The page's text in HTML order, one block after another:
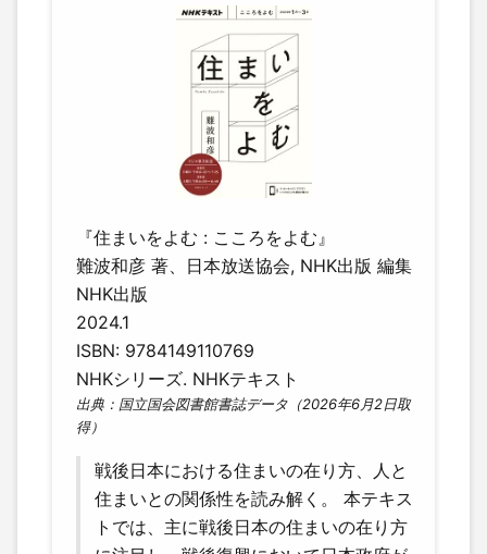
『住まいをよむ : こころをよむ』
難波和彦 著、日本放送協会, NHK出版 編集
NHK出版
2024.1
ISBN: 9784149110769
NHKシリーズ. NHKテキスト
出典：国立国会図書館書誌データ（2026年6月2日取
得）
戦後日本における住まいの在り方、人と
住まいとの関係性を読み解く。 本テキス
トでは、主に戦後日本の住まいの在り方